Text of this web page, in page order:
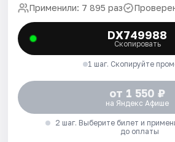
Применили: 7 895 раз
DX749988
Скопировать
1 шаг. Скопируйте
от 1 550 ₽
на Яндекс Афише
2 шаг. Выберите билет и
до оплаты